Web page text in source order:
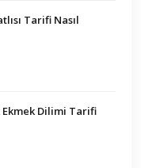
Tarifi Nasıl
Ekmek Dilimi Tarifi